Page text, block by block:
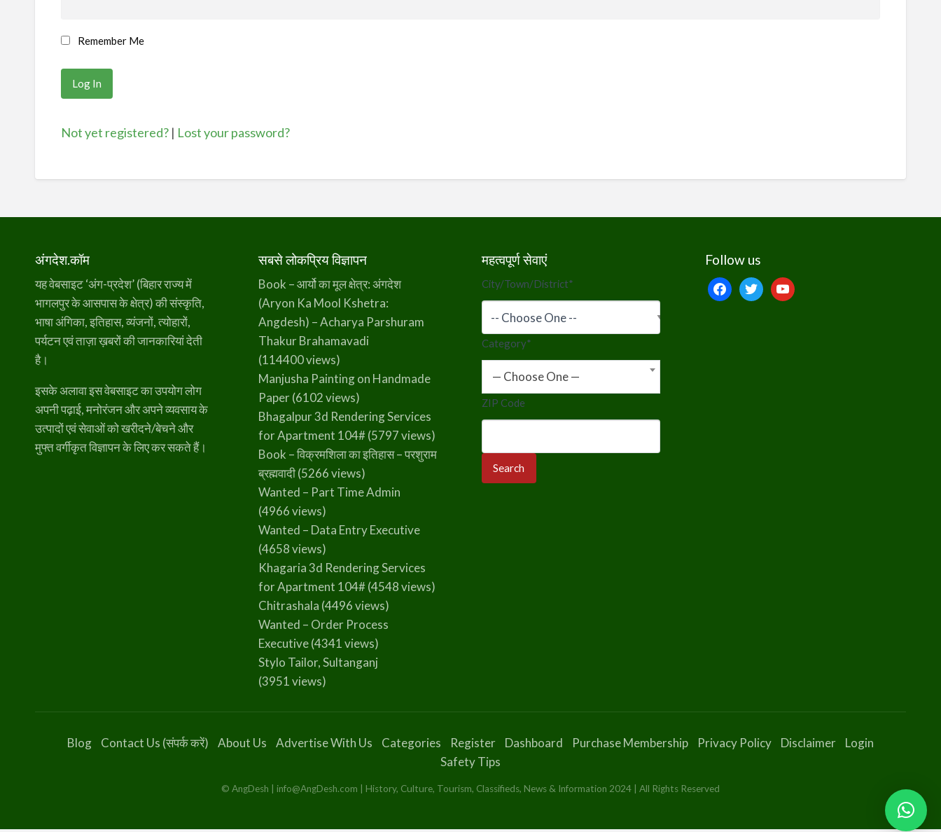
Remember Me
Not yet registered?| Lost your password?
अंगदेश.कॉम
यह वेबसाइट ‘अंग-प्रदेश’ (बिहार राज्य में
भागलपुर के आसपास के क्षेत्र) की संस्कृति,
भाषा अंगिका, इतिहास, व्यंजनों, त्योहारों,
पर्यटन एवं ताज़ा ख़बरों की जानकारियां देती
है।
इसके अलावा इस वेबसाइट का उपयोग लोग
अपनी पढ़ाई, मनोरंजन और अपने व्यवसाय के
उत्पादों एवं सेवाओं को खरीदने/बेचने और
मुफ्त वर्गीकृत विज्ञापन के लिए कर सकते हैं।
सबसे लोकप्रिय विज्ञापन
Book – आर्यो का मूल क्षेत्र: अंगदेश
(Aryon Ka Mool Kshetra:
Angdesh) – Acharya Parshuram
Thakur Brahamavadi
(114400 views)
Manjusha Painting on Handmade
Paper(6102 views)
Bhagalpur 3d Rendering Services
for Apartment 104#(5797 views)
Book – विक्रमशिला का इतिहास – परशुराम
ब्रह्मवादी(5266 views)
Wanted – Part Time Admin
(4966 views)
Wanted – Data Entry Executive
(4658 views)
Khagaria 3d Rendering Services
for Apartment 104#(4548 views)
Chitrashala (4496 views)
Wanted – Order Process
Executive(4341 views)
Stylo Tailor, Sultanganj
(3951 views)
महत्वपूर्ण सेवाएं
City/Town/District*
Category*
— Choose One —
ZIP Code
Follow us
facebooktwitteryoutube
Blog Contact Us (संपर्क करें) About Us Advertise With Us Categories Register Dashboard Purchase Membership Privacy Policy Disclaimer
Login
Safety Tips
© AngDesh | info@AngDesh.com | History, Culture, Tourism, Classifieds, News & Information 2024 | All Rights Reserved